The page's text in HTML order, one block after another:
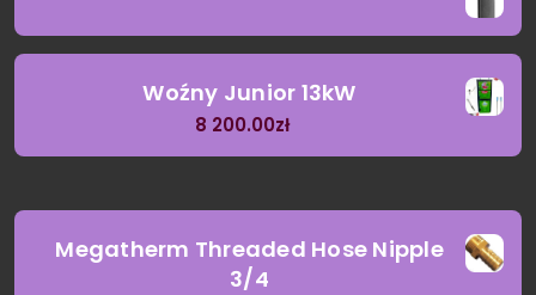
Woźny Junior 13kW
8 200.00zł
Megatherm Threaded Hose Nipple
3/4